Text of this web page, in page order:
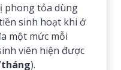
phong tỏa dùng
sinh hoạt khi ở
một mức mỗi
viên hiện được
tháng).